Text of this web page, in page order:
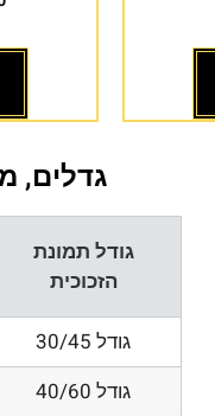
גדלים,
גודל תמונת
הזכוכית
גודל 30/45
גודל 40/60